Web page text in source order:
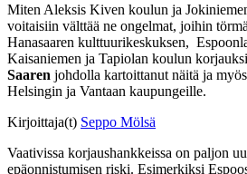
Miten Aleksis Kiven koulun ja
voitaisiin välttää ne ongelmat, joihin
Hanasaaren kulttuurikeskuksen,
Kaisaniemen ja Tapiolan koulun
Saaren johdolla kartoittanut näitä ja
Helsingin ja Vantaan kaupungeille.
Kirjoittaja(t) Seppo Mölsä
Vaativissa korjaushankkeissa on paljon
epäonnistumisen riski. Esimerkiksi